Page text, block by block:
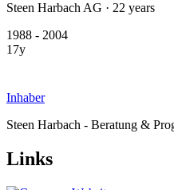
Steen Harbach AG · 22 years
1988 - 2004
17y
Inhaber
Steen Harbach - Beratung &
Links